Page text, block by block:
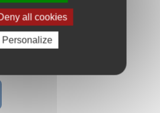
all cookies
Personalize